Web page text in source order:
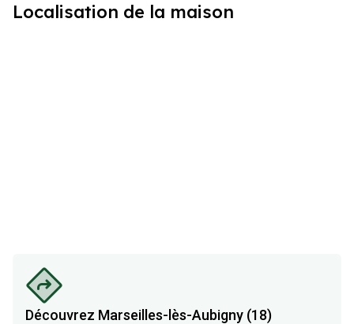
Localisation de la maison
Découvrez Marseilles-lès-Aubigny (18)